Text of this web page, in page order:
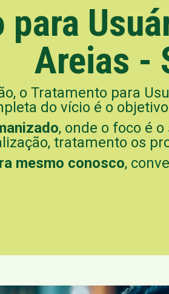
Areias -
o Tratamento para
do vício é o
, onde o foco é
tratamento os
mesmo conosco,